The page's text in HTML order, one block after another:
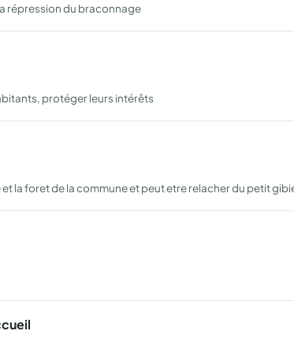
répression du braconnage
protéger leurs intérêts
la foret de la commune et peut etre relacher du petit